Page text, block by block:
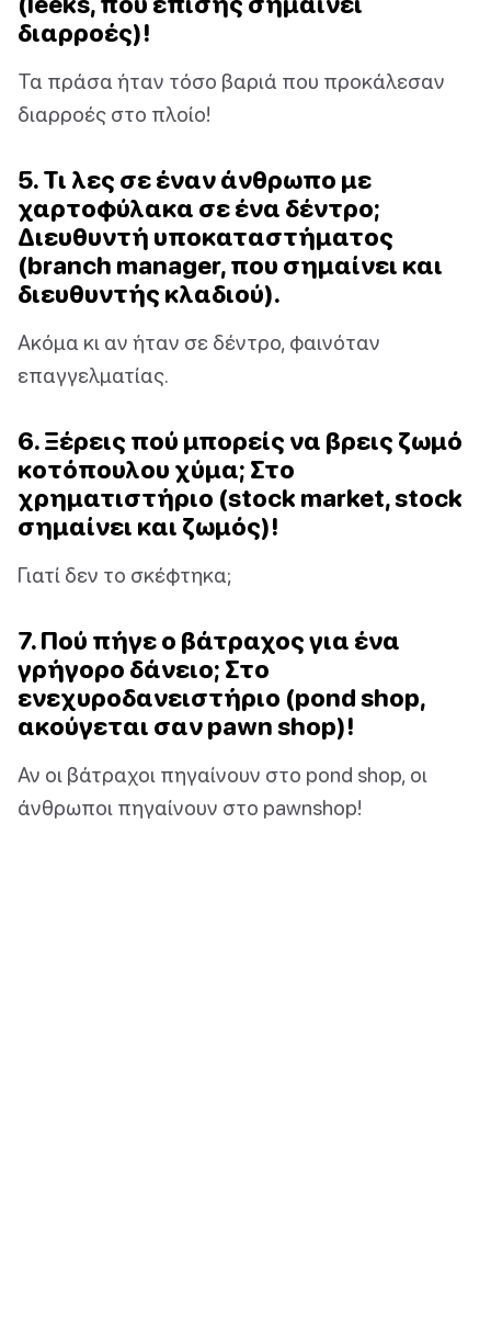
διαρροές)!
Τα πράσα ήταν τόσο βαριά που προκάλεσαν
διαρροές στο πλοίο!
5. Τι λες σε έναν άνθρωπο με
χαρτοφύλακα σε ένα δέντρο;
Διευθυντή υποκαταστήματος
(branch manager, που σημαίνει και
διευθυντής κλαδιού).
Ακόμα κι αν ήταν σε δέντρο, φαινόταν
επαγγελματίας.
6. Ξέρεις πού μπορείς να βρεις ζωμό
κοτόπουλου χύμα; Στο
χρηματιστήριο (stock market, stock
σημαίνει και ζωμός)!
Γιατί δεν το σκέφτηκα;
7. Πού πήγε ο βάτραχος για ένα
γρήγορο δάνειο; Στο
ενεχυροδανειστήριο (pond shop,
ακούγεται σαν pawn shop)!
Αν οι βάτραχοι πηγαίνουν στο pond shop, οι
άνθρωποι πηγαίνουν στο pawnshop!